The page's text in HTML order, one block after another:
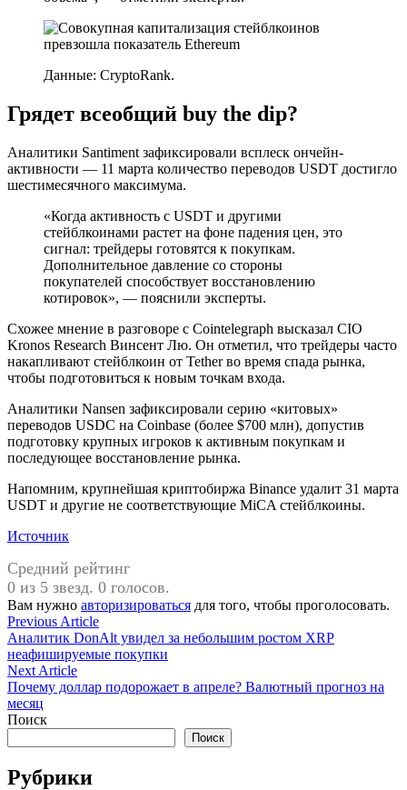
Данные: CryptoRank.
Грядет всеобщий buy the dip?
Аналитики Santiment зафиксировали всплеск ончейн-
активности — 11 марта количество переводов USDT достигло
шестимесячного максимума.
«Когда активность с USDT и другими
стейблкоинами растет на фоне падения цен, это
сигнал: трейдеры готовятся к покупкам.
Дополнительное давление со стороны
покупателей способствует восстановлению
котировок», — пояснили эксперты.
Схожее мнение в разговоре с Cointelegraph высказал CIO
Kronos Research Винсент Лю. Он отметил, что трейдеры часто
накапливают стейблкоин от Tether во время спада рынка,
чтобы подготовиться к новым точкам входа.
Аналитики Nansen зафиксировали серию «китовых»
переводов USDC на Coinbase (более $700 млн), допустив
подготовку крупных игроков к активным покупкам и
последующее восстановление рынка.
Напомним, крупнейшая криптобиржа Binance удалит 31 марта
USDT и другие не соответствующие MiCA стейблкоины.
Источник
Средний рейтинг
0 из 5 звезд. 0 голосов.
Вам нужно авторизироваться для того, чтобы проголосовать.
Навигация
по
записям
Previous ArticlePrevious
article:
Аналитик DonAlt увидел за небольшим ростом XRP
неафишируемые покупки
Next ArticleNext
article:
Почему доллар подорожает в апреле? Валютный прогноз на
месяц
Поиск
Поиск
Рубрики